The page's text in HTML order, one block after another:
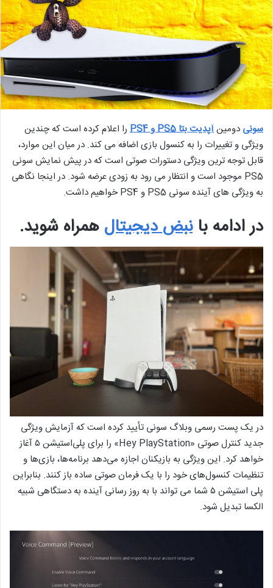
سونی دومینآپدیت بتا PS5 و PS4
را اعلام کرده است که چندین
ویژگی و تغییرات را به کنسول بازی اضافه می کند. در میان این موارد،
قابل توجه ترین ویژگی دستورات صوتی است که در پیش نمایش سونی
PS5 موجود است و انتظار می رود به زودی عرضه شود. در اینجا نگاهی
به ویژگی های آینده سونی PS5 و PS4 خواهیم داشت.
در ادامه بانبض دیجیتال همراه شوید.
در یک پست رسمی وبلاگ سونی تأیید کرده است که آزمایش ویژگی
جدید کنترل صوتی «Hey PlayStation» را برای پلی‌استیشن ۵ آغاز
خواهد کرد. این ویژگی به بازیکنان اجازه می‌دهد برنامه‌ها، بازی‌ها و
تنظیمات کنسول‌های خود را با یک فرمان صوتی ساده باز کنند. بنابراین
پلی استیشن ۵ شما می تواند با به روز رسانی آینده به دستگاهی شبیه
الکسا تبدیل شود.